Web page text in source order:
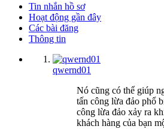
Tin nhắn hồ sơ
Hoạt động gần đây
Các bài đăng
Thông tin
qwernd01
Nó cũng có thể giúp
tấn công lừa đảo phổ
công lừa đảo xảy ra
khách hàng của bạn